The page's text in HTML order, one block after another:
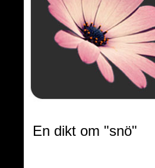
En dikt om "snö"